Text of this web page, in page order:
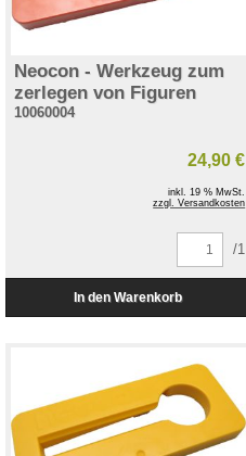
Neocon - Werkzeug zum
zerlegen von Figuren
10060004
24,90 €
inkl. 19 % MwSt.
zzgl. Versandkosten
/1